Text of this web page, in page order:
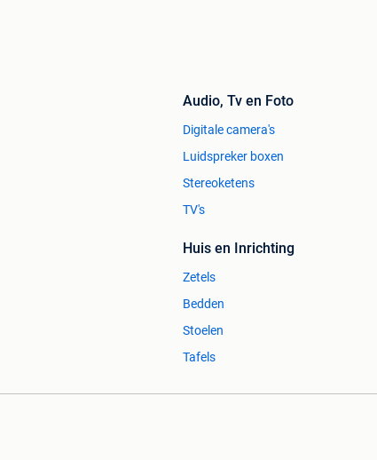
Audio, Tv en Foto
Digitale camera's
Luidspreker boxen
Stereoketens
TV's
Huis en Inrichting
Zetels
Bedden
Stoelen
Tafels